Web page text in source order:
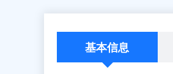
基本信息